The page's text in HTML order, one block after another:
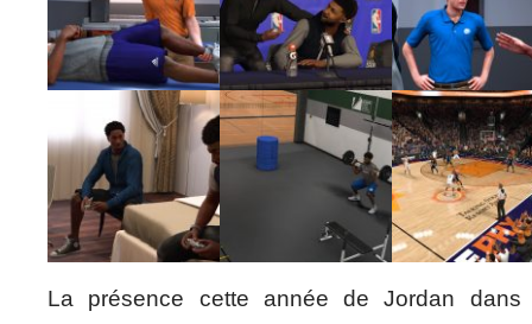
La présence cette année de Jordan